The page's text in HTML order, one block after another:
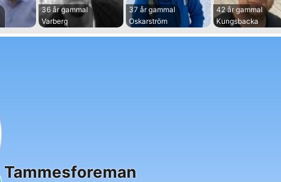
36 år gammal
Varberg
37 år gammal
Oskarström
42 år gammal
Kungsbacka
Tammesforeman